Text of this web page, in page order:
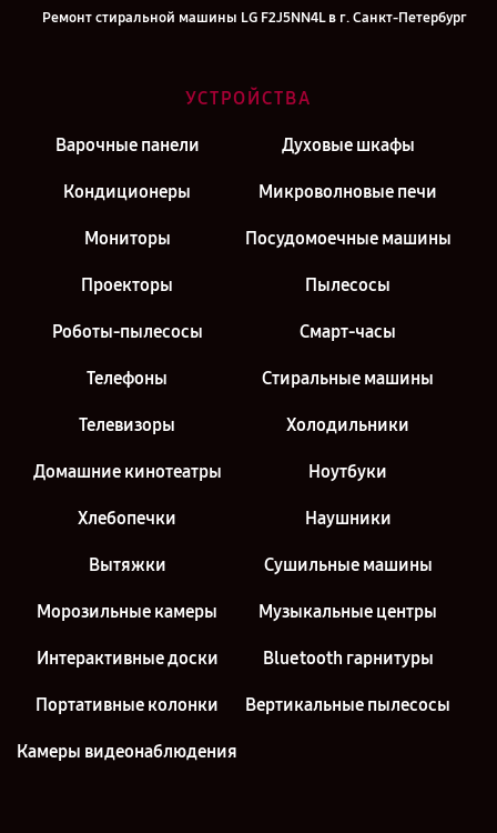
Ремонт стиральной машины LG F2J5NN4L в г. Санкт-Петербург
УСТРОЙСТВА
Варочные панели Духовые шкафы
Кондиционеры Микроволновые печи
Мониторы Посудомоечные машины
Проекторы Пылесосы
Роботы-пылесосы Смарт-часы
Телефоны Стиральные машины
Телевизоры Холодильники
Домашние кинотеатры Ноутбуки
Хлебопечки Наушники
Вытяжки Сушильные машины
Морозильные камеры Музыкальные центры
Интерактивные доски Bluetooth гарнитуры
Портативные колонки Вертикальные пылесосы
Камеры видеонаблюдения